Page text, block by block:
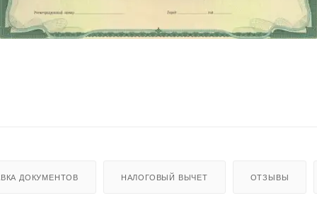
ДОКУМЕНТОВ НАЛОГОВЫЙ ВЫЧЕТ ОТЗЫВЫ